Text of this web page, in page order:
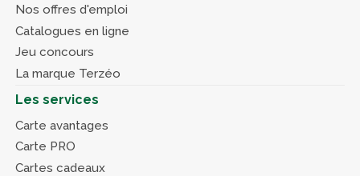
Nos offres d'emploi
Catalogues en ligne
Jeu concours
La marque Terzéo
Les services
Carte avantages
Carte PRO
Cartes cadeaux